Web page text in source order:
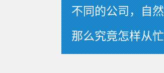
不同的公司，自
那么究竟怎样从